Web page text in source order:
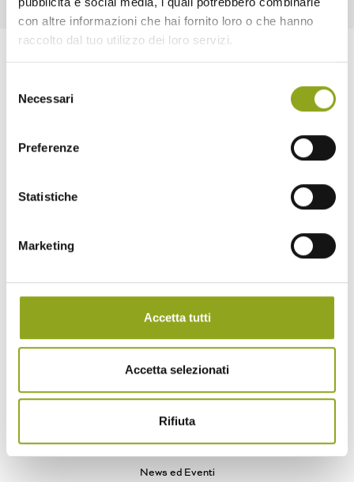
con altre informazioni che hai fornito loro o che hanno
raccolto dal tuo utilizzo dei loro servizi.
delNecessari
Preferenze
Statistiche
Marketing
Accetta tutti
Accetta selezionati
Rifiuta
Benessere naturale a 360°
Storie
Sostenibilità
Parco e Biodiversità
Progetti e iniziative
Vivere ad arte
Biodiversità
News ed Eventi